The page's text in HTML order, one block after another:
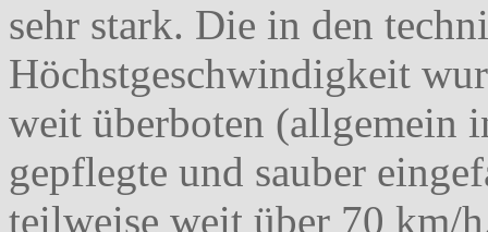
sehr stark. Die in den
Höchstgeschwindigkeit
weit überboten (allgemein
gepflegte und sauber
teilweise weit über 70 km/